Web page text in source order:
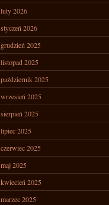
luty 2026
styczeń 2026
grudzień 2025
listopad 2025
październik 2025
wrzesień 2025
sierpień 2025
lipiec 2025
czerwiec 2025
maj 2025
kwiecień 2025
marzec 2025